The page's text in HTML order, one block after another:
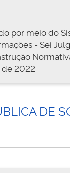
por meio do
- Sei
de 2022
DE